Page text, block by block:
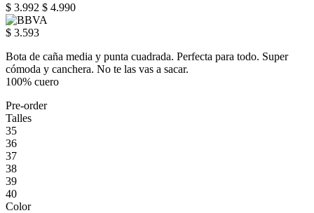
$ 3.992 $ 4.990
$ 3.593
Bota de caña media y punta cuadrada. Perfecta para todo. Super
cómoda y canchera. No te las vas a sacar.
100% cuero
Pre-order
Talles
35
36
37
38
39
40
Color